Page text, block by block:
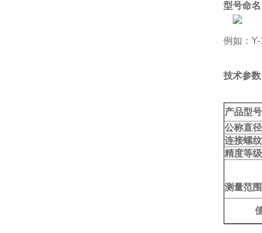
型号命
例如：
技术参数
产品型号
公称直
连接螺纹
精度等级
测量范